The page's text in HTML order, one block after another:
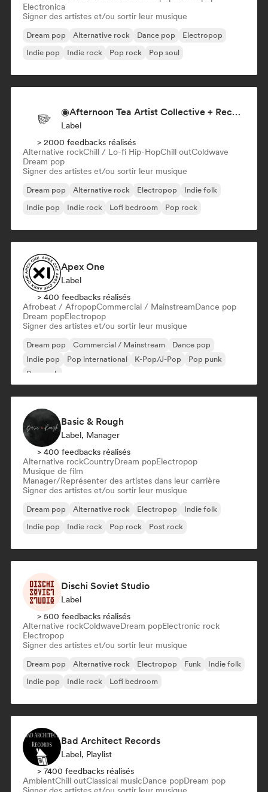
Electronica
Signer des artistes et/ou sortir leur musique
Dream pop Alternative rock Dance pop
Electropop
Indie pop
Indie rock Pop rock Pop soul
◉Afternoon Tea Artist Collective + Record Label◉
Label
> 2000 feedbacks réalisés
Alternative rockChill / Lo-fi Hip-HopChill outColdwave
Dream pop
Signer des artistes et/ou sortir leur musique
Dream pop Alternative rock Electropop
Indie folk
Indie pop
Indie rock Lofi bedroom Pop rock
Apex One
Label
> 400 feedbacks réalisés
Afrobeat / AfropopCommercial / MainstreamDance pop
Dream popElectropop
Signer des artistes et/ou sortir leur musique
Dream pop Commercial / Mainstream
Dance pop
Indie pop
Pop international K-Pop/J-Pop
Pop punk
Pop rock
Basic & Rough
Label, Manager
> 400 feedbacks réalisés
Alternative rockCountryDream popElectropop
Musique de film
Manager/Représenter des artistes dans leur carrière
Signer des artistes et/ou sortir leur musique
Dream pop Alternative rock Electropop
Indie folk
Indie pop
Indie rock Pop rock Post rock
Dischi Soviet Studio
Label
> 500 feedbacks réalisés
Alternative rockColdwaveDream popElectronic rock
Electropop
Signer des artistes et/ou sortir leur musique
Dream pop Alternative rock Electropop Funk
Indie folk
Indie pop
Indie rock Lofi bedroom
Bad Architect Records
Label, Playlist
> 7400 feedbacks réalisés
AmbientChill outClassical musicDance popDream pop